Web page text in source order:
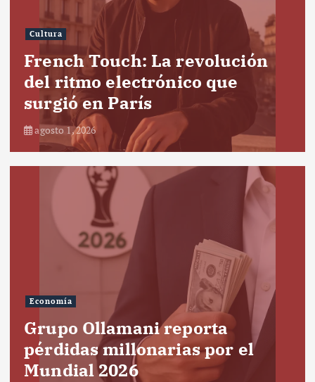
Cultura
French Touch: La revolución
del ritmo electrónico que
surgió en París
agosto 1, 2026
Economía
Grupo Ollamani reporta
pérdidas millonarias por el
Mundial 2026